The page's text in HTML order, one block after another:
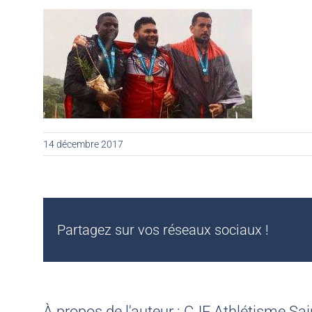
14 décembre 2017
Partagez sur vos réseaux sociaux !